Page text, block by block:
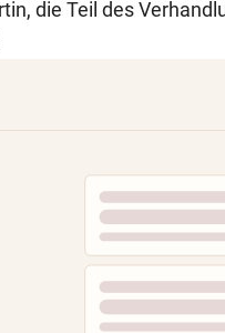
die Teil des